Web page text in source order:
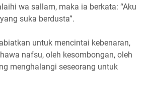
wa sallam, maka ia berkata: “Aku
suka berdusta”.
untuk mencintai kebenaran,
nafsu, oleh kesombongan, oleh
menghalangi seseorang untuk